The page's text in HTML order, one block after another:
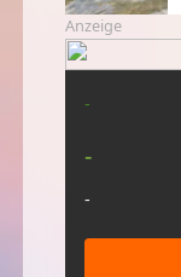
Anzeige
-
-
-